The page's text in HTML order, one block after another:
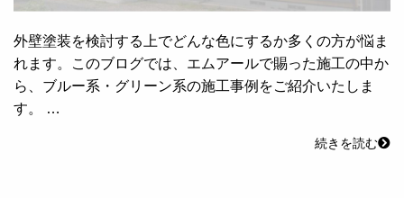
外壁塗装を検討する上でどんな色にするか多くの方が悩ま
れます。このブログでは、エムアールで賜った施工の中か
ら、ブルー系・グリーン系の施工事例をご紹介いたしま
す。 …
続きを読む